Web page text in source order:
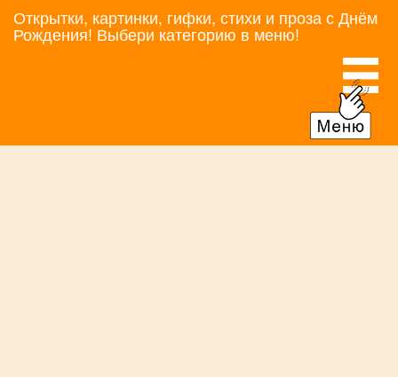
Открытки, картинки, гифки, стихи и проза с Днём
Рождения! Выбери категорию в меню!